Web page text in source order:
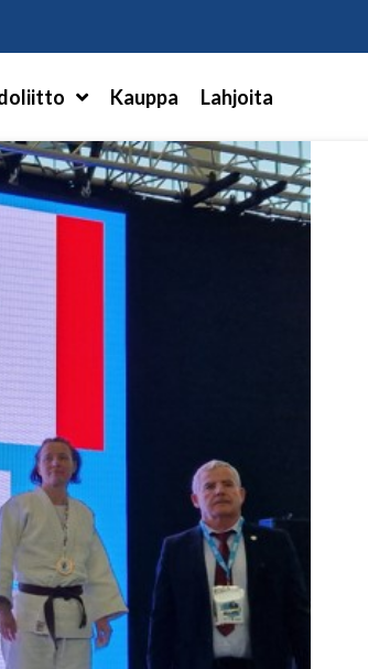
Kauppa Lahjoita